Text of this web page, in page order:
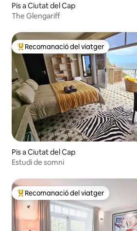
Pis a Ciutat del Cap
The Glengariff
Principals recomanacions dels viatgers
Recomanació del viatger
Pis a Ciutat del Cap
Estudi de somni
Principals recomanacions dels viatgers
Recomanació del viatger